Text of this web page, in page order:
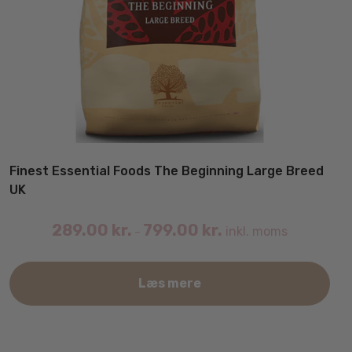
Finest Essential Foods The Beginning Large Breed
UK
289.00 kr. – 799.00 kr. inkl. moms
Læs mere